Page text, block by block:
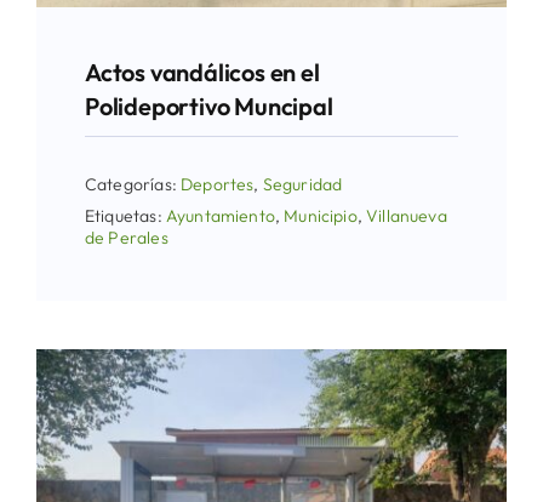
Actos vandálicos en el
Polideportivo Muncipal
Categorías: Deportes, Seguridad
Etiquetas: Ayuntamiento, Municipio,Villanueva
de Perales